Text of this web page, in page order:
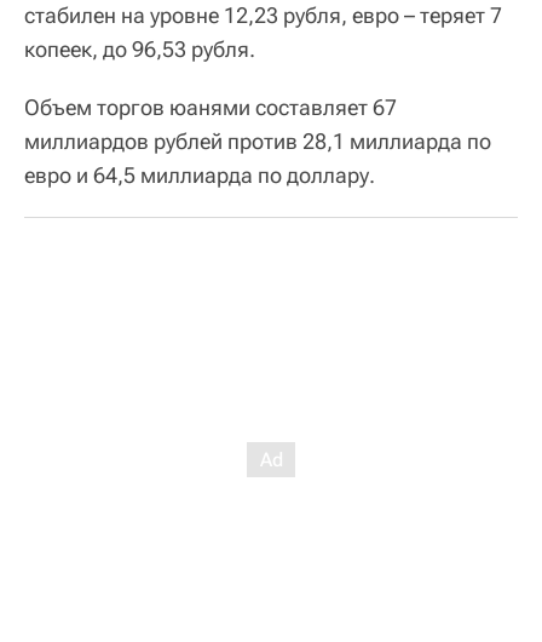
стабилен на уровне 12,23 рубля, евро – теряет 7
копеек, до 96,53 рубля.
Объем торгов юанями составляет 67
миллиардов рублей против 28,1 миллиарда по
евро и 64,5 миллиарда по доллару.